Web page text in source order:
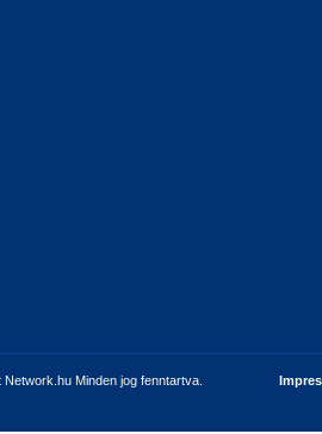
Minden jog fenntartva.